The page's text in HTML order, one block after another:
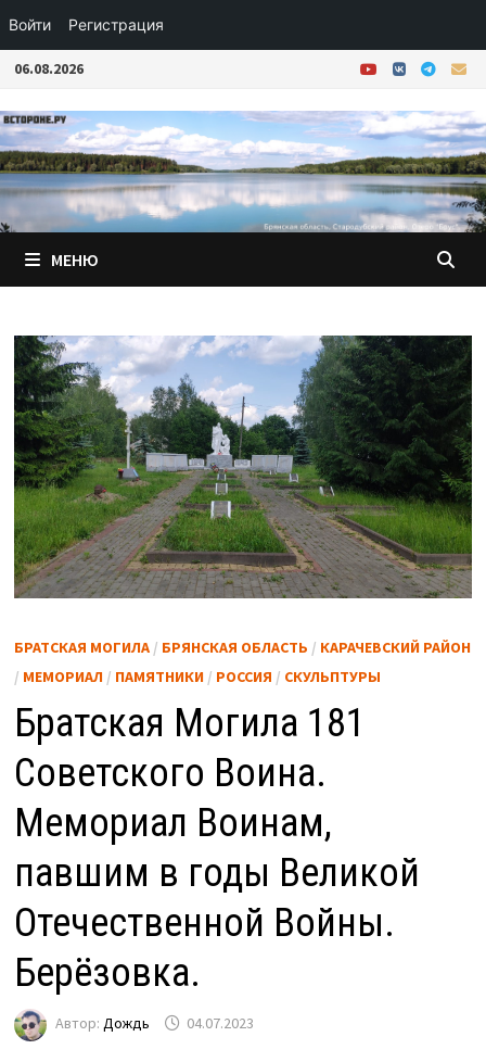
Войти Регистрация
Перейти
содержимому
06.08.2026
МЕНЮ
БРАТСКАЯ МОГИЛА/ БРЯНСКАЯ ОБЛАСТЬ / КАРАЧЕВСКИЙ РАЙОН
/ МЕМОРИАЛ/ ПАМЯТНИКИ/ РОССИЯ / СКУЛЬПТУРЫ
Братская Могила 181
Советского Воина.
Мемориал Воинам,
павшим в годы Великой
Отечественной Войны.
Берёзовка.
Автор: Дождь 04.07.2023